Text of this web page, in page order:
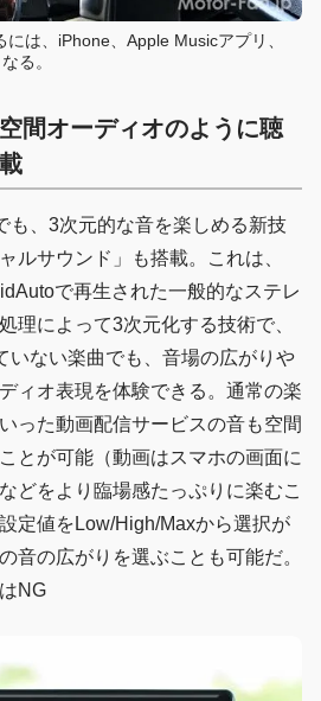
は、iPhone、Apple Musicアプリ、
る。
間オーディオのように聴
も、3次元的な音を楽しめる新技
ルサウンド」も搭載。これは、
で再生された一般的なステレ
理によって3次元化する技術で、
いない楽曲でも、音場の広がりや
ィオ表現を体験できる。通常の楽
った動画配信サービスの音も空間
とが可能（動画はスマホの画面に
どをより臨場感たっぷりに楽むこ
定値をLow/High/Maxから選択が
音の広がりを選ぶことも可能だ。
NG